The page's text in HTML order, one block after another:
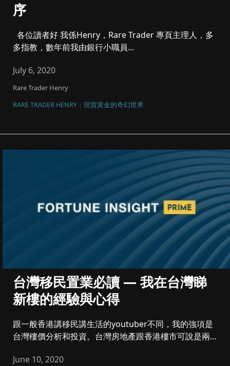
序
多指教，數年前我由銀行小職員...
July 6, 2020
Rare Trader Henry
RARE TRADER HENRY：現貨黃金的奇幻世界
台灣移民置業必讀 — 我在台灣睇
新樓的經驗與心得
跟一般香港講移民講生活的youtuber不同，我的強項是
台灣樓價分析和投資。台灣房地產跟香港樓市可說是兩個
June 10, 2020